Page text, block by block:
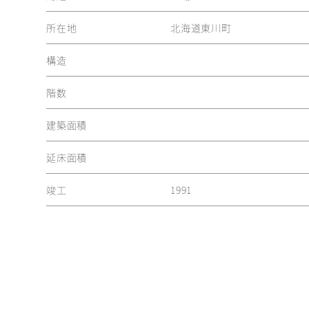
所在地 北海道東川町
構造
階数
建築面積
延床面積
竣工 1991